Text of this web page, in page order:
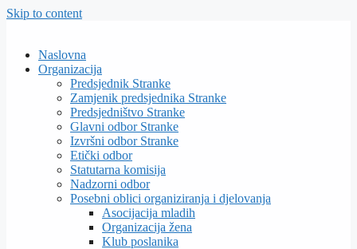
Skip to content
Naslovna
Organizacija
Predsjednik Stranke
Zamjenik predsjednika Stranke
Predsjedništvo Stranke
Glavni odbor Stranke
Izvršni odbor Stranke
Etički odbor
Statutarna komisija
Nadzorni odbor
Posebni oblici organiziranja i djelovanja
Asocijacija mladih
Organizacija žena
Klub poslanika